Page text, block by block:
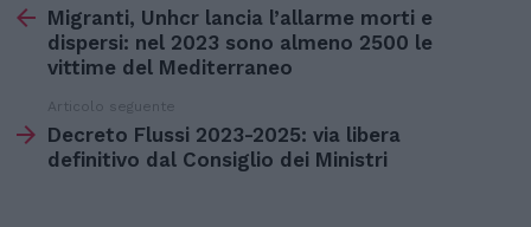
di
Migranti, Unhcr lancia l’allarme morti e
dispersi: nel 2023 sono almeno 2500 le
vittime del Mediterraneo
Articolo seguente
Decreto Flussi 2023-2025: via libera
definitivo dal Consiglio dei Ministri